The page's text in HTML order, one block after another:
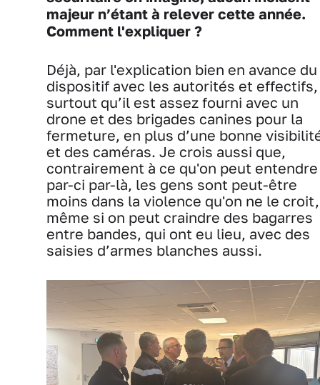
majeur n’étant à relever cette année.
Comment l'expliquer ?
Déjà, par l'explication bien en avance du
dispositif avec les autorités et effectifs,
surtout qu’il est assez fourni avec un
drone et des brigades canines pour la
fermeture, en plus d’une bonne
et des caméras. Je crois aussi que,
contrairement à ce qu'on peut entendre
par-ci par-là, les gens sont peut-être
moins dans la violence qu'on ne le croit,
même si on peut craindre des bagarres
entre bandes, qui ont eu lieu, avec des
saisies d’armes blanches aussi.